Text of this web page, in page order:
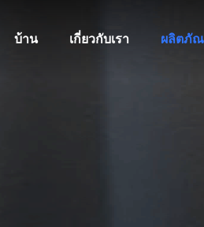
บ้าน เกี่ยวกับเรา ผลิตภั